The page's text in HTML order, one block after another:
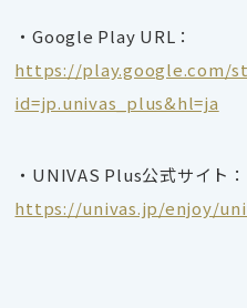
・Google Play URL：
https://play.google.com/
id=jp.univas_plus&hl=ja
・UNIVAS Plus公式サイト：
https://univas.jp/enjoy/